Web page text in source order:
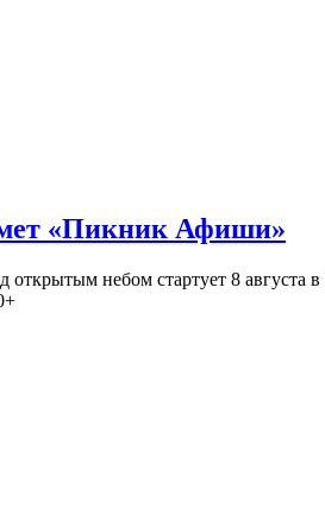
«Пикник Афиши»
небом стартует 8 августа в